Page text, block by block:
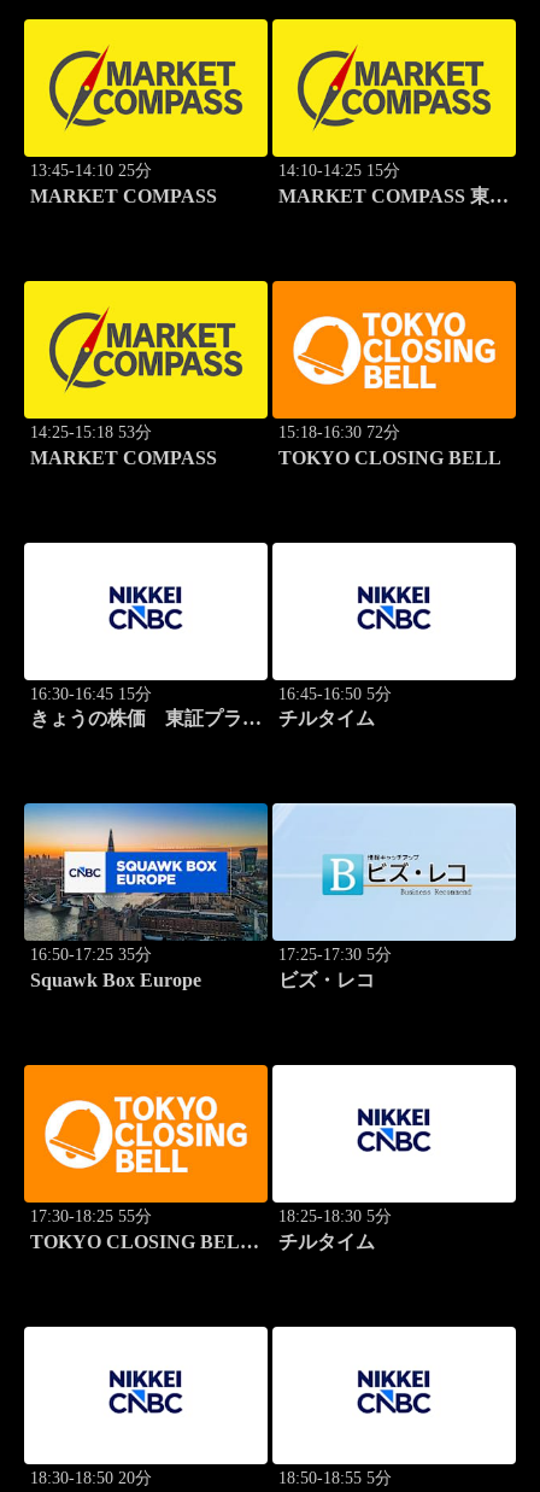
13:45-14:10 25分
MARKET COMPASS
14:10-14:25 15分
MARKET COMPASS 東証
14:25-15:18 53分
MARKET COMPASS
15:18-16:30 72分
TOKYO CLOSING BELL
16:30-16:45 15分
きょうの株価 東証プライ
16:45-16:50 5分
チルタイム
16:50-17:25 35分
Squawk Box Europe
17:25-17:30 5分
ビズ・レコ
17:30-18:25 55分
TOKYO CLOSING BELL
18:25-18:30 5分
チルタイム
18:30-18:50 20分 18:50-18:55 5分